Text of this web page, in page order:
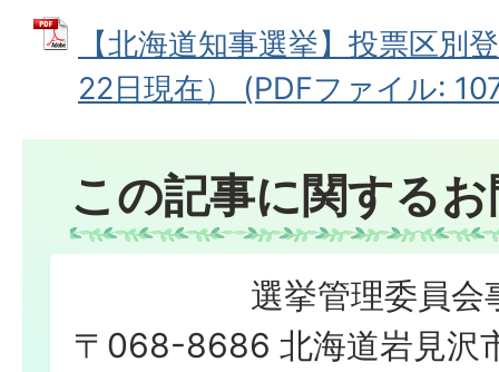
【北海道知事選挙】投票区別
22日現在） (PDFファイル:
この記事に関する
選挙管理委員会
〒068-8686 北海道岩見沢